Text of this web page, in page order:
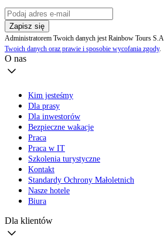
Zapisz się
Administratorem Twoich danych jest Rainbow Tours S.A.
Twoich danych oraz prawie i sposobie wycofania zgody.
O nas
Kim jesteśmy
Dla prasy
Dla inwestorów
Bezpieczne wakacje
Praca
Praca w IT
Szkolenia turystyczne
Kontakt
Standardy Ochrony Małoletnich
Nasze hotele
Biura
Dla klientów